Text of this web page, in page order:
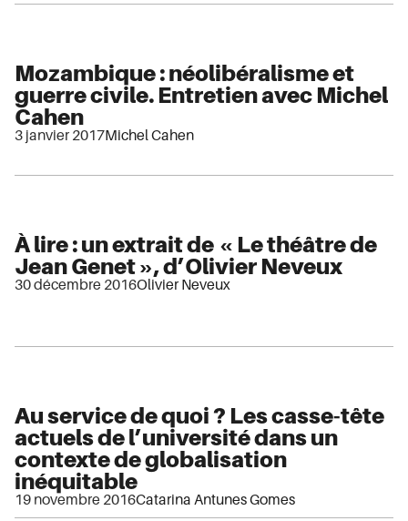
Mozambique : néolibéralisme et
guerre civile. Entretien avec Michel
Cahen
3 janvier 2017Michel Cahen
À lire : un extrait de « Le théâtre de
Jean Genet », d’Olivier Neveux
30 décembre 2016Olivier Neveux
Au service de quoi ? Les casse-tête
actuels de l’université dans un
contexte de globalisation
inéquitable
19 novembre 2016Catarina Antunes Gomes